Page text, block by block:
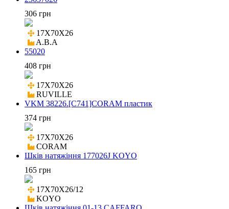
306 грн
17X70X26
A.B.A
55020
408 грн
17X70X26
RUVILLE
VKM 38226.[C741]CORAM пластик
374 грн
17X70X26
CORAM
Шків натяжіння 177026J KOYO
165 грн
17X70X26/12
KOYO